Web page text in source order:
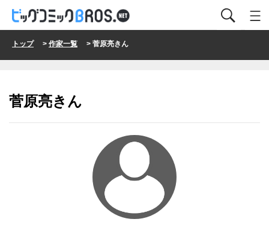
トップ> 作家一覧 > 菅原亮きん
菅原亮きん